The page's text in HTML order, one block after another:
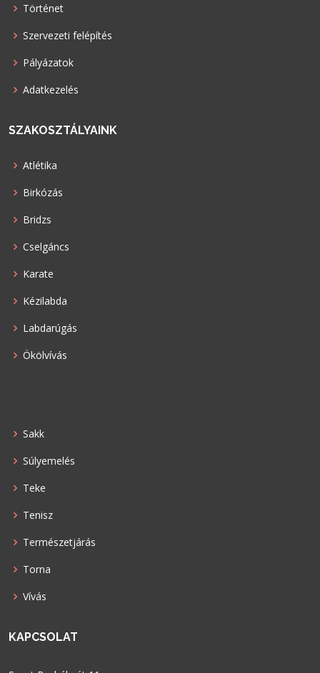
Történet
Szervezeti felépítés
Pályázatok
Adatkezelés
SZAKOSZTÁLYAINK
Atlétika
Birkózás
Bridzs
Cselgáncs
Karate
Kézilabda
Labdarúgás
Ökölvívás
Sakk
Súlyemelés
Teke
Tenisz
Természetjárás
Torna
Vívás
KAPCSOLAT